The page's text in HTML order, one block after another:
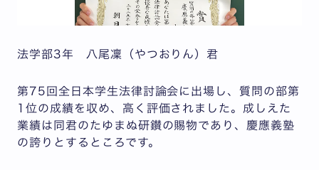
法学部3年 八尾凜（やつおりん）君
第75回全日本学生法律討論会に出場し、質問の部第
1位の成績を収め、高く評価されました。成しえた
業績は同君のたゆまぬ研鑚の賜物であり、慶應義塾
の誇りとするところです。